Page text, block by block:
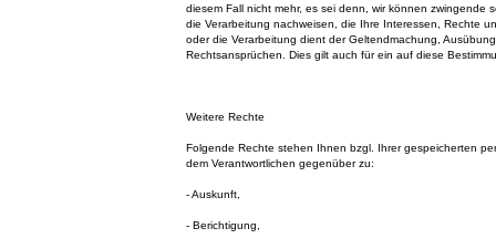
diesem Fall nicht mehr, es sei denn, wir können zwingende
die Verarbeitung nachweisen, die Ihre Interessen, Rechte
oder die Verarbeitung dient der Geltendmachung,
Rechtsansprüchen. Dies gilt auch für ein auf diese
Weitere Rechte
Folgende Rechte stehen Ihnen bzgl. Ihrer gespeicherten
dem Verantwortlichen gegenüber zu:
- Auskunft,
- Berichtigung,